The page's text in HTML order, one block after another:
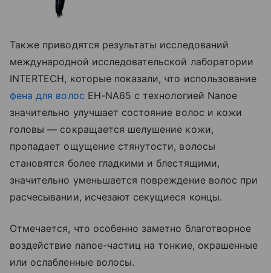
Также приводятся результаты исследований
международной исследовательской лаборатории
INTERTECH, которые показали, что использование
фена для волос EH-NA65 с технологией Nanoe
значительно улучшает состояние волос и кожи
головы — сокращается шелушение кожи,
пропадает ощущение стянутости, волосы
становятся более гладкими и блестящими,
значительно уменьшается повреждение волос при
расчесывании, исчезают секущиеся концы.
Отмечается, что особенно заметно благотворное
воздействие nanoe-частиц на тонкие, окрашенные
или ослабленные волосы.